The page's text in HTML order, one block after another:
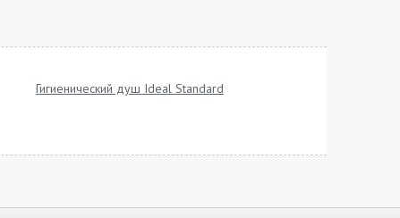
Гигиенический душ Ideal Standard